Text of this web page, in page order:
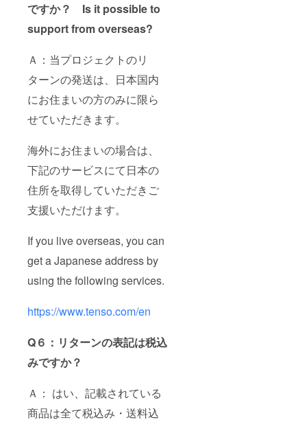
ですか？ Is it possible to
support from overseas?
Ａ：当プロジェクトのリ
ターンの発送は、日本国内
にお住まいの方のみに限ら
せていただきます。
海外にお住まいの場合は、
下記のサービスにて日本の
住所を取得していただきご
支援いただけます。
If you live overseas, you can
get a Japanese address by
using the following services.
https://www.tenso.com/en
Q６：リターンの表記は税込
みですか？
Ａ： はい、記載されている
商品は全て税込み・送料込